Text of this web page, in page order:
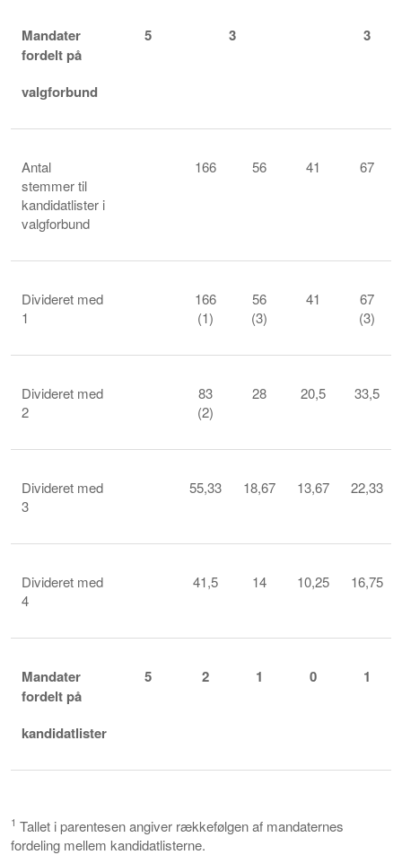
Mandater
fordelt på
valgforbund
5 3 3
Antal
stemmer til
kandidatlister i
valgforbund
166 56 41 67
Divideret med
1
166
(1)
56
(3)
41
67
(3)
Divideret med
2
83
(2)
28 20,5 33,5
Divideret med
3
55,33 18,67 13,67 22,33
Divideret med
4
41,5 14 10,25 16,75
Mandater
fordelt på
kandidatlister
5 2 1 0 1
1 Tallet i parentesen angiver rækkefølgen af mandaternes
fordeling mellem kandidatlisterne.